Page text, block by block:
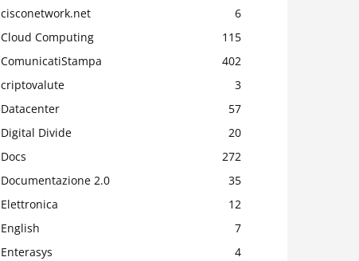
cisconetwork.net
6
Cloud Computing
115
ComunicatiStampa
402
criptovalute
3
Datacenter
57
Digital Divide
20
Docs
272
Documentazione 2.0
35
Elettronica
12
English
7
Enterasys
4